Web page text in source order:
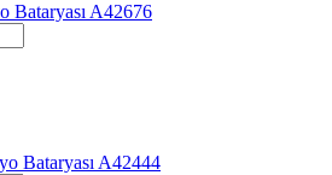
Bataryası A42676
Bataryası A42444